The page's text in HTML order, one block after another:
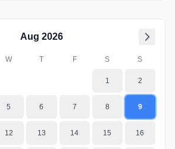
Aug 2026
W T F S S
1 2
5 6 7 8 9
12 13 14 15 16